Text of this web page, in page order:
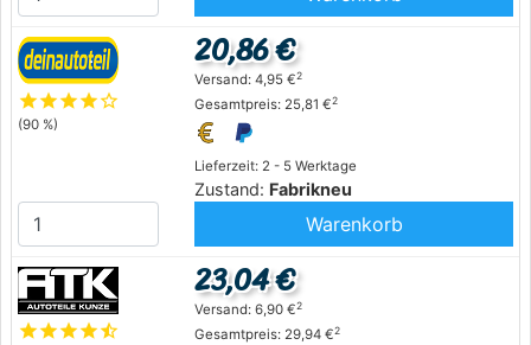
starstarstarstarstar_outline
(90 %)
Lieferzeit: 2 - 5 Werktage
Zustand: Fabrikneu
20,86 €
Versand: 4,95 €2
Gesamtpreis: 25,81 €2
Warenkorb
starstarstarstarstar_half
23,04 €
Versand: 6,90 €2
Gesamtpreis: 29,94 €2